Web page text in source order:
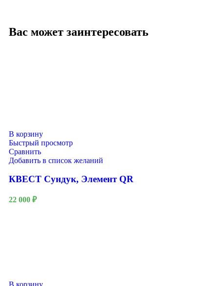
Вас может заинтересовать
В корзину
Быстрый просмотр
Сравнить
Добавить в список желаний
КВЕСТ Сундук, Элемент QR
22 000 ₽